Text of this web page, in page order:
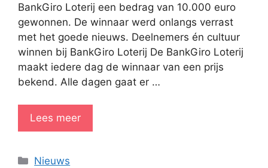
BankGiro Loterij een bedrag van 10.000 euro
gewonnen. De winnaar werd onlangs verrast
met het goede nieuws. Deelnemers én cultuur
winnen bij BankGiro Loterij De BankGiro Loterij
maakt iedere dag de winnaar van een prijs
bekend. Alle dagen gaat er …
Lees meer
Categorieën
Nieuws